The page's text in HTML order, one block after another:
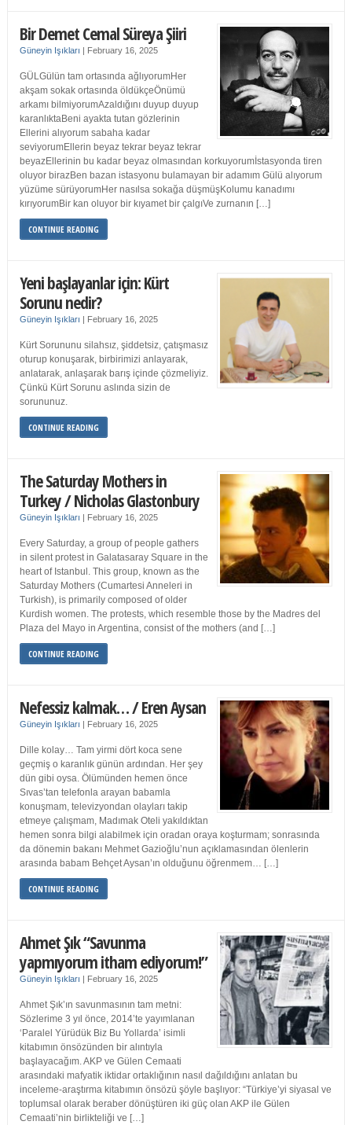
Bir Demet Cemal Süreya Şiiri
Güneyin Işıkları | February 16, 2025
GÜLGülün tam ortasında ağlıyorumHer
akşam sokak ortasında öldükçeÖnümü
arkamı bilmiyorumAzaldığını duyup duyup
karanlıktaBeni ayakta tutan gözlerinin
Ellerini alıyorum sabaha kadar
seviyorumEllerin beyaz tekrar beyaz tekrar
beyazEllerinin bu kadar beyaz olmasından korkuyorumİstasyonda tiren
oluyor birazBen bazan istasyonu bulamayan bir adamım Gülü alıyorum
yüzüme sürüyorumHer nasılsa sokağa düşmüşKolumu kanadımı
kırıyorumBir kan oluyor bir kıyamet bir çalgıVe zurnanın […]
CONTINUE READING
Yeni başlayanlar için: Kürt
Sorunu nedir?
Güneyin Işıkları | February 16, 2025
Kürt Sorununu silahsız, şiddetsiz, çatışmasız
oturup konuşarak, birbirimizi anlayarak,
anlatarak, anlaşarak barış içinde çözmeliyiz.
Çünkü Kürt Sorunu aslında sizin de
sorununuz.
CONTINUE READING
The Saturday Mothers in
Turkey / Nicholas Glastonbury
Güneyin Işıkları | February 16, 2025
Every Saturday, a group of people gathers
in silent protest in Galatasaray Square in the
heart of Istanbul. This group, known as the
Saturday Mothers (Cumartesi Anneleri in
Turkish), is primarily composed of older
Kurdish women. The protests, which resemble those by the Madres del
Plaza del Mayo in Argentina, consist of the mothers (and […]
CONTINUE READING
Nefessiz kalmak… / Eren Aysan
Güneyin Işıkları | February 16, 2025
Dille kolay… Tam yirmi dört koca sene
geçmiş o karanlık günün ardından. Her şey
dün gibi oysa. Ölümünden hemen önce
Sıvas’tan telefonla arayan babamla
konuşmam, televizyondan olayları takip
etmeye çalışmam, Madımak Oteli yakıldıktan
hemen sonra bilgi alabilmek için oradan oraya koşturmam; sonrasında
da dönemin bakanı Mehmet Gazioğlu’nun açıklamasından ölenlerin
arasında babam Behçet Aysan’ın olduğunu öğrenmem… […]
CONTINUE READING
Ahmet Şık “Savunma
yapmıyorum itham ediyorum!”
Güneyin Işıkları | February 16, 2025
Ahmet Şık’ın savunmasının tam metni:
Sözlerime 3 yıl önce, 2014’te yayımlanan
‘Paralel Yürüdük Biz Bu Yollarda’ isimli
kitabımın önsözünden bir alıntıyla
başlayacağım. AKP ve Gülen Cemaati
arasındaki mafyatik iktidar ortaklığının nasıl dağıldığını anlatan bu
inceleme-araştırma kitabımın önsözü şöyle başlıyor: “Türkiye’yi siyasal ve
toplumsal olarak beraber dönüştüren iki güç olan AKP ile Gülen
Cemaati’nin birlikteliği ve […]